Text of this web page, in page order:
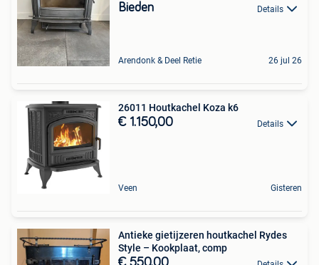
Bieden Details
Arendonk & Deel Retie 26 jul 26
26011 Houtkachel Koza k6
€ 1.150,00 Details
Veen Gisteren
Antieke gietijzeren houtkachel Rydes
Style – Kookplaat, comp